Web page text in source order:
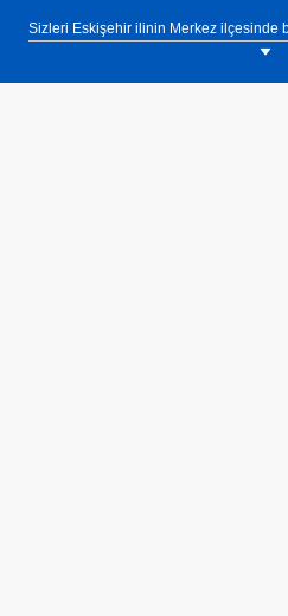
Sizleri Eskişehir ilinin Merkez ilçesinde
Tez Doğalgaz showroomumuza